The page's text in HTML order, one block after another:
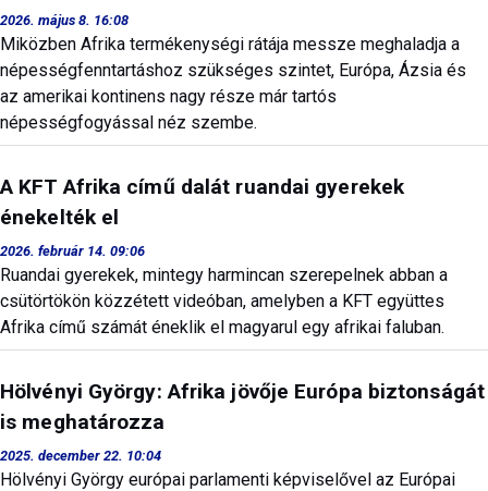
2026. május 8. 16:08
Miközben Afrika termékenységi rátája messze meghaladja a
népességfenntartáshoz szükséges szintet, Európa, Ázsia és
az amerikai kontinens nagy része már tartós
népességfogyással néz szembe.
A KFT Afrika című dalát ruandai gyerekek
énekelték el
2026. február 14. 09:06
Ruandai gyerekek, mintegy harmincan szerepelnek abban a
csütörtökön közzétett videóban, amelyben a KFT együttes
Afrika című számát éneklik el magyarul egy afrikai faluban.
Hölvényi György: Afrika jövője Európa biztonságát
is meghatározza
2025. december 22. 10:04
Hölvényi György európai parlamenti képviselővel az Európai